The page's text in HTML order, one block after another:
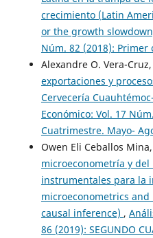
crecimiento (Latin
or the growth
Núm. 82 (2018):
Alexandre O. Vera-Cruz,
exportaciones y
Cervecería
Económico: Vol. 17
Cuatrimestre. Mayo-
Owen Eli Ceballos Mina,
microeconometría y del
instrumentales para la
microeconometrics
causal inference) ,
86 (2019): SEGUNDO